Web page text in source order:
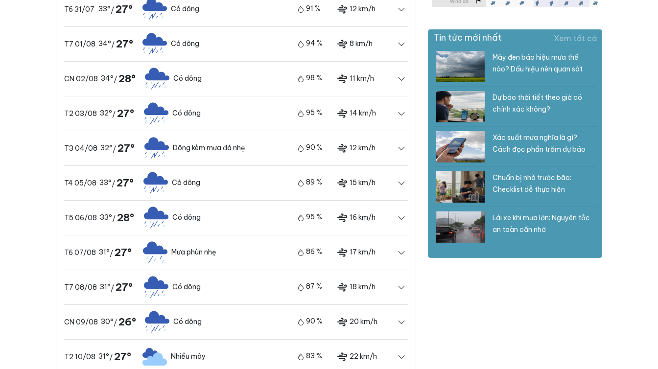
T6 31/07 33°/ 27° Có dông 91 % 12 km/h
T7 01/08 34°/ 27° Có dông 94 % 8 km/h
CN 02/08 34°/ 28° Có dông 98 % 11 km/h
T2 03/08 32°/ 27° Có dông 95 % 14 km/h
T3 04/08 32°/ 27° Dông kèm mưa đá nhẹ 90 % 12 km/h
T4 05/08 33°/ 27° Có dông 89 % 15 km/h
T5 06/08 33°/ 28° Có dông 95 % 16 km/h
T6 07/08 31°/ 27° Mưa phùn nhẹ 86 % 17 km/h
T7 08/08 31°/ 27° Có dông 87 % 18 km/h
CN 09/08 30°/ 26° Có dông 90 % 20 km/h
T2 10/08 31°/ 27° Nhiều mây 83 % 22 km/h
Tin tức mới nhất Xem tất cả
Mây đen báo hiệu mưa thế
nào? Dấu hiệu nên quan sát
Dự báo thời tiết theo giờ có
chính xác không?
Xác suất mưa nghĩa là gì?
Cách đọc phần trăm dự báo
Chuẩn bị nhà trước bão:
Checklist dễ thực hiện
Lái xe khi mưa lớn: Nguyên tắc
an toàn cần nhớ